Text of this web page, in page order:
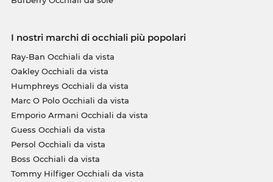
I nostri marchi di occhiali più popolari
Ray-Ban Occhiali da vista
Oakley Occhiali da vista
Humphreys Occhiali da vista
Marc O Polo Occhiali da vista
Emporio Armani Occhiali da vista
Guess Occhiali da vista
Persol Occhiali da vista
Boss Occhiali da vista
Tommy Hilfiger Occhiali da vista